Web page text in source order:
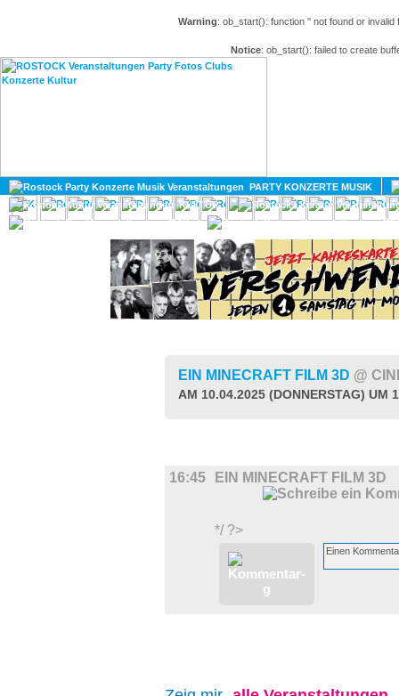
Warning: ob_start(): function '' not found or
Notice: ob_start(): failed to create
PARTY KONZERTE MUSIK
KULTUR
GAY
EIN MINECRAFT FILM 3D @
AM 10.04.2025 (DONNERSTAG) UM
16:45 EIN MINECRAFT FILM 3D
*/ ?>